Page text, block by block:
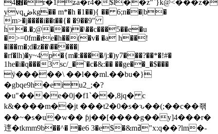
׋4�r�1ʑa�r4�$l��z"`}k@<���z�k4�����$s��:`��2�u����"�g*�(gt��s�5�p#���s�����
yvqڞkg�� m*�h �1��){ �� 6;n��|b�
m>�j���̸�i��t��{� �9��9"
ؑh�.�;@���)�\��c���5��e�u
�>=0fm�re�h��(�v� �a h��!
�l��m�;d�z��\�����|
�rf�lh)�y~4p�{m�:����/j:�)y7���?��*�!#�
1he�i�q���3 sc/_�`�c�&:�� ��ge��_�$���
ӱ�����\ ��l��ml.��bu�}
�gbqe9h�eiu2_;�?
�u"���e�0j�f1`��,8jq� c
k&����m��jt ���t2�0�s�ԅ��(;��c��좪
��~�s�u�w�� ƥj��[����g��y]4���r�
䢦�tkmm9b��^� �e6 3�e$�&mߥ"x:q��?lm�-